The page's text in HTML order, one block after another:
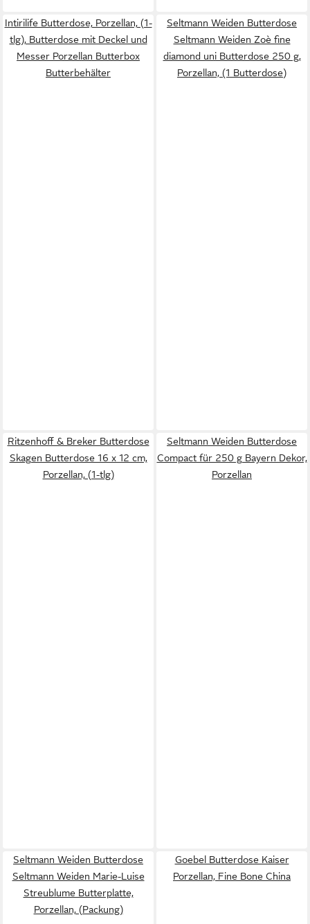
Intirilife Butterdose, Porzellan, (1-
tlg), Butterdose mit Deckel und
Messer Porzellan Butterbox
Butterbehälter
Seltmann Weiden Butterdose
Seltmann Weiden Zoè fine
diamond uni Butterdose 250 g,
Porzellan, (1 Butterdose)
Ritzenhoff & Breker Butterdose
Skagen Butterdose 16 x 12 cm,
Porzellan, (1-tlg)
Seltmann Weiden Butterdose
Compact für 250 g Bayern Dekor,
Porzellan
Seltmann Weiden Butterdose
Seltmann Weiden Marie-Luise
Streublume Butterplatte,
Porzellan, (Packung)
Goebel Butterdose Kaiser
Porzellan, Fine Bone China